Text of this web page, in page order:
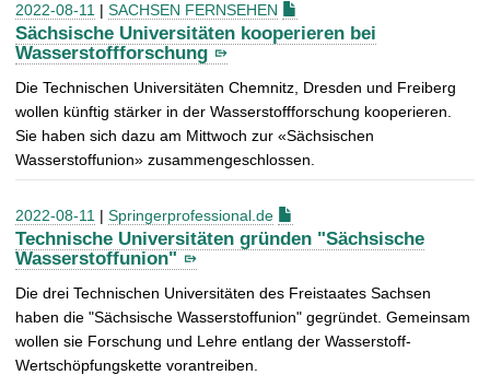
h
:
2022-08-11 | SACHSEN FERNSEHEN
Sächsische Universitäten kooperieren bei
Wasserstoffforschung
Die Technischen Universitäten Chemnitz, Dresden und Freiberg
wollen künftig stärker in der Wasserstoffforschung kooperieren.
Sie haben sich dazu am Mittwoch zur «Sächsischen
Wasserstoffunion» zusammengeschlossen.
2022-08-11 | Springerprofessional.de
Technische Universitäten gründen "Sächsische
Wasserstoffunion"
Die drei Technischen Universitäten des Freistaates Sachsen
haben die "Sächsische Wasserstoffunion" gegründet. Gemeinsam
wollen sie Forschung und Lehre entlang der Wasserstoff-
Wertschöpfungskette vorantreiben.